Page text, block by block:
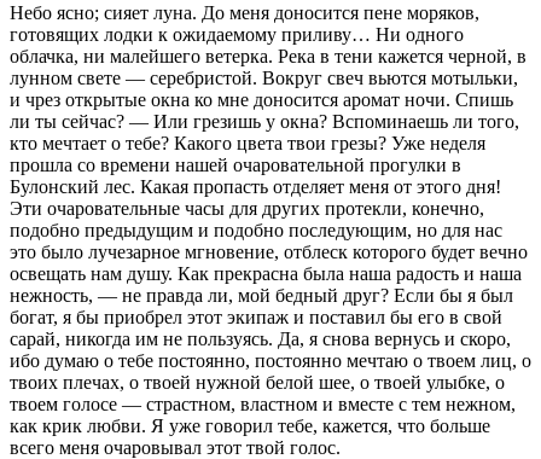
Небо ясно; сияет луна. До меня доносится пене моряков,
готовящих лодки к ожидаемому приливу… Ни одного
облачка, ни малейшего ветерка. Река в тени кажется черной, в
лунном свете — серебристой. Вокруг свеч вьются мотыльки,
и чрез открытые окна ко мне доносится аромат ночи. Спишь
ли ты сейчас? — Или грезишь у окна? Вспоминаешь ли того,
кто мечтает о тебе? Какого цвета твои грезы? Уже неделя
прошла со времени нашей очаровательной прогулки в
Булонский лес. Какая пропасть отделяет меня от этого дня!
Эти очаровательные часы для других протекли, конечно,
подобно предыдущим и по­добно последующим, но для нас
это было лучезар­ное мгновение, отблеск которого будет вечно
освещать нам душу. Как прекрасна была наша радость и наша
нежность, — не правда ли, мой бедный друг? Если бы я был
богат, я бы приобрел этот экипаж и поставил бы его в свой
сарай, никогда им не пользуясь. Да, я снова вернусь и скоро,
ибо думаю о тебе постоянно, постоянно мечтаю о твоем лиц, о
твоих плечах, о твоей нужной белой шее, о твоей улыбке, о
твоем голосе — страстном, властном и вместе с тем нежном,
как крик любви. Я уже говорил тебе, кажется, что больше
всего меня очаровывал этот твой голос.